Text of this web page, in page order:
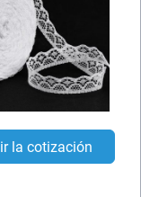
la cotización